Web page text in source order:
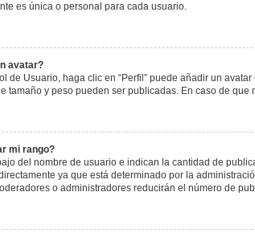
es única o personal para cada usuario.
avatar?
de Usuario, haga clic en “Perfil” puede añadir un
tamaño y peso pueden ser publicadas. En caso de
mi rango?
del nombre de usuario e indican la cantidad de
ya que está determinado por la
o administradores reducirán el número de